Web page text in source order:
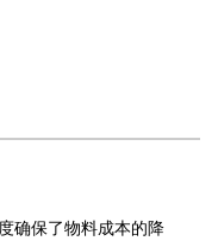
确保了物料成本的降